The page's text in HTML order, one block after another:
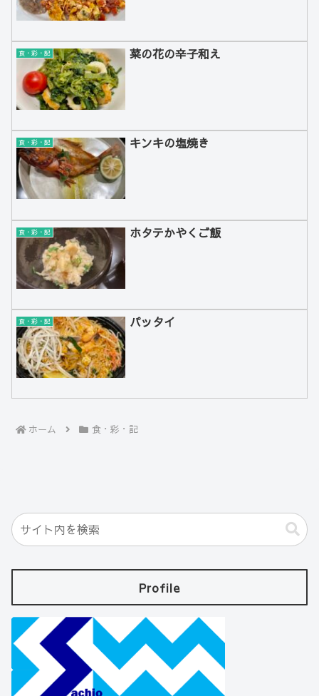
食・彩・記 菜の花の辛子和え
食・彩・記 キンキの塩焼き
食・彩・記 ホタテかやくご飯
食・彩・記 パッタイ
ホーム 食・彩・記
Profile